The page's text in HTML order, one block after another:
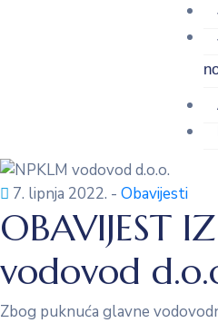
7. lipnja 2022. - Obavijesti
OBAVIJEST
vodovod
Zbog puknuća glavne